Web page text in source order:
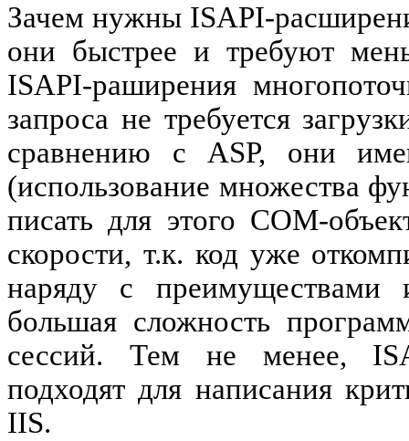
Зачем нужны ISAPI-
они быстрее и требуют
ISAPI-раширения
запроса не требуется
сравнению с ASP, они
(использование множества
писать для этого COM-
скорости, т.к. код уже
наряду с преимуществами
большая сложность
сессий. Тем не менее,
подходят для написания
IIS.